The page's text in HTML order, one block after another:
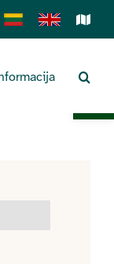
Lietuviškai
English